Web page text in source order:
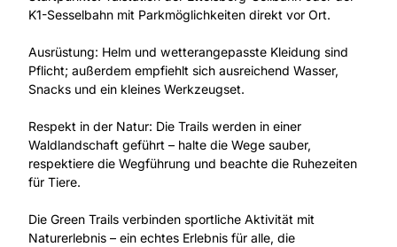
K1-Sesselbahn mit Parkmöglichkeiten direkt vor Ort.
Ausrüstung: Helm und wetterangepasste Kleidung sind
Pflicht; außerdem empfiehlt sich ausreichend Wasser,
Snacks und ein kleines Werkzeugset.
Respekt in der Natur: Die Trails werden in einer
Waldlandschaft geführt – halte die Wege sauber,
respektiere die Wegführung und beachte die Ruhezeiten
für Tiere.
Die Green Trails verbinden sportliche Aktivität mit
Naturerlebnis – ein echtes Erlebnis für alle, die